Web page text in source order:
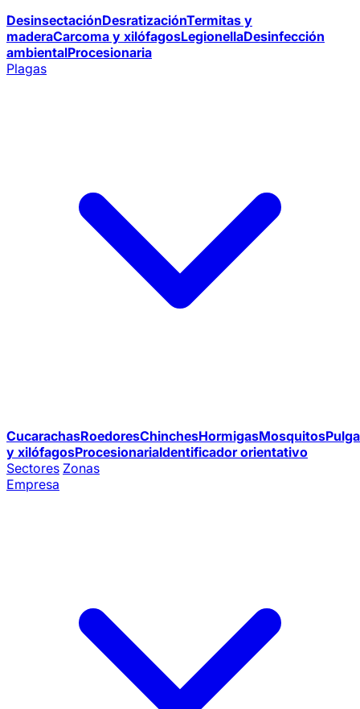
DesinsectaciónDesratizaciónTermitas y
maderaCarcoma y xilófagosLegionellaDesinfección
ambientalProcesionaria
Plagas
CucarachasRoedoresChinchesHormigasMosquitos
y xilófagosProcesionariaIdentificador orientativo
Sectores Zonas
Empresa